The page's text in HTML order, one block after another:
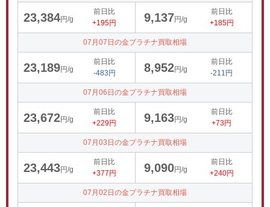
23,384円/g
前日比
+195円
9,137円/g
前日比
+185円
07月07日の金プラチナ買取相場
23,189円/g
前日比
-483円
8,952円/g
前日比
-211円
07月06日の金プラチナ買取相場
23,672円/g
前日比
+229円
9,163円/g
前日比
+73円
07月03日の金プラチナ買取相場
23,443円/g
前日比
+377円
9,090円/g
前日比
+240円
07月02日の金プラチナ買取相場